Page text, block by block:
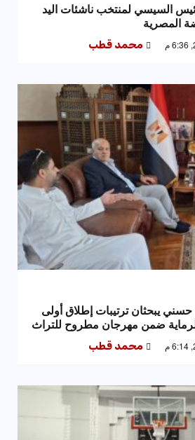
السيسي لمنتخب ناشئات اليد
المصرية
محمد قطب
يبحثان ترتيبات إطلاق أولى
ضمن مهرجان مطروح للتراث
محمد قطب